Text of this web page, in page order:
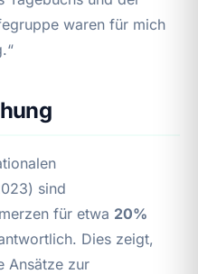
waren für mich
sind
für etwa 20%
Dies zeigt,
Ansätze zur